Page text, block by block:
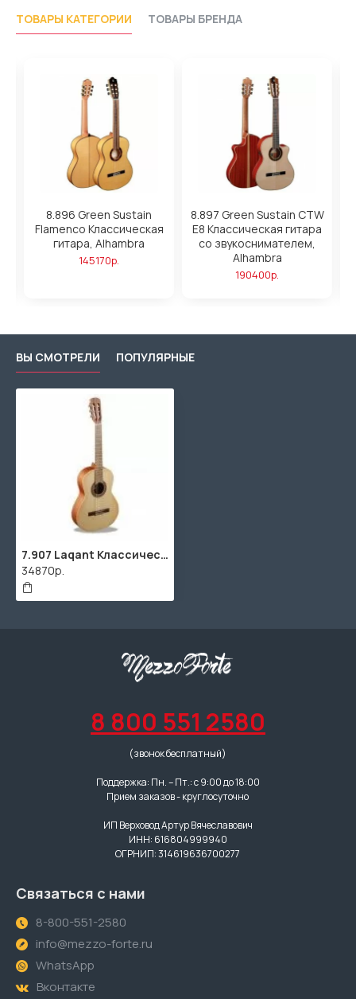
ТОВАРЫ КАТЕГОРИИ ТОВАРЫ БРЕНДА
8.896 Green Sustain
Flamenco Классическая
гитара, Alhambra
145170р.
8.897 Green Sustain CTW
E8 Классическая гитара
со звукоснимателем,
Alhambra
190400р.
ВЫ СМОТРЕЛИ ПОПУЛЯРНЫЕ
7.907 Laqant Классическая гитара, Alhambra
34870р.
8 800 551 2580
(звонок бесплатный)
Поддержка: Пн. – Пт.: с 9:00 до 18:00
Прием заказов - круглосуточно
ИП Верховод Артур Вячеславович
ИНН: 616804999940
ОГРНИП: 314619636700277
Связаться с нами
8-800-551-2580
info@mezzo-forte.ru
WhatsApp
Вконтакте